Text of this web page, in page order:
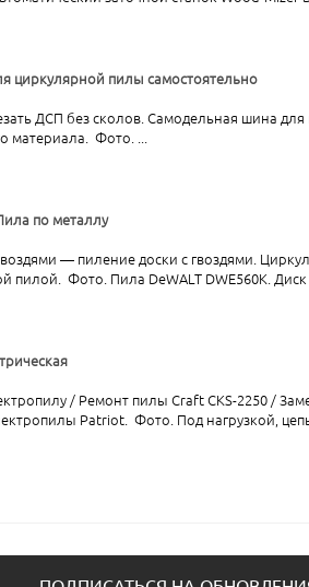
циркулярной пилы самостоятельно
ДСП без сколов. Самодельная шина
материала. Фото. ...
по металлу
— пиление доски с гвоздями.
пилой. Фото. Пила DeWALT DWE560K. Диск
/ Ремонт пилы Craft CKS-2250 /
Patriot. Фото. Под нагрузкой, цепь